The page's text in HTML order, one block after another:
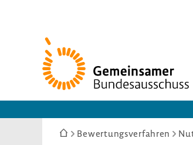
Zur
Startseite
Sie Bewertungsverfahren